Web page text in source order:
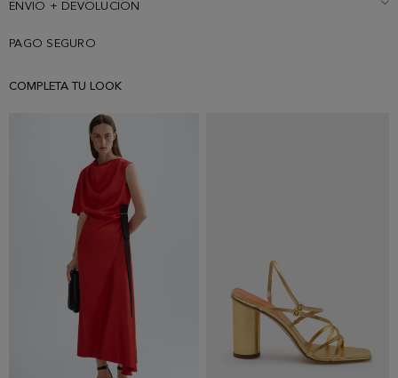
ENVIO + DEVOLUCION
PAGO SEGURO
COMPLETA TU LOOK